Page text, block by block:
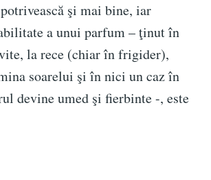
şi mai bine, iar
a unui parfum – ţinut în
la rece (chiar în frigider),
soarelui şi în nici un caz în
devine umed şi fierbinte -, este